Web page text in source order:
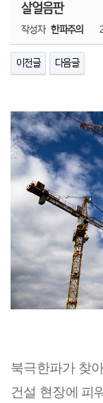
살얼음판
작성자 한파주의
이전글 다음글
북극한파가 찾
건설 현장에 피